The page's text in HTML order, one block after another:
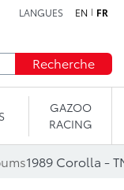
LANGUES EN FR
Recherche
GAZOO
RACING
1989 Corolla -